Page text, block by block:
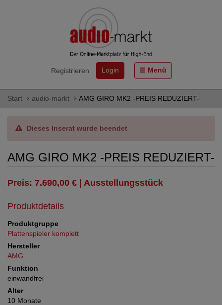
Registrieren Login Menü
Start audio-markt AMG GIRO MK2 -PREIS REDUZIERT-
Dieses Inserat wurde beendet
AMG GIRO MK2 -PREIS REDUZIERT-
Preis: 7.690,00 € | Ausstellungsstück
Produktdetails
Produktgruppe
Plattenspieler komplett
Hersteller
AMG
Funktion
einwandfrei
Alter
10 Monate